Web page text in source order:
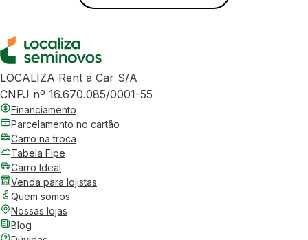
LOCALIZA Rent a Car S/A
CNPJ nº 16.670.085/0001-55
Financiamento
Parcelamento no cartão
Carro na troca
Tabela Fipe
Carro Ideal
Venda para lojistas
Quem somos
Nossas lojas
Blog